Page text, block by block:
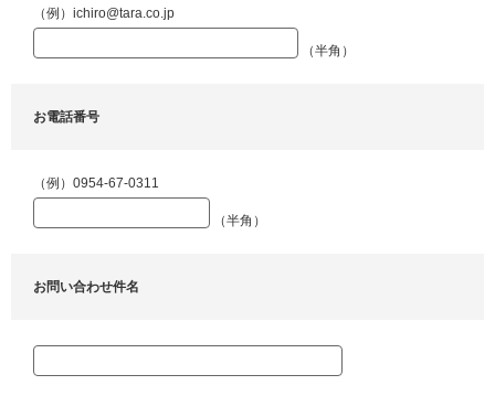
（例）ichiro@tara.co.jp
（半角）
お電話番号
（例）0954-67-0311
（半角）
お問い合わせ件名